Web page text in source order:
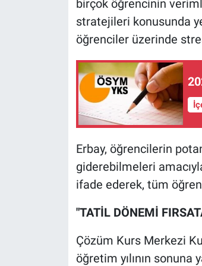
birçok öğrencinin
stratejileri konusunda
öğrenciler üzerinde
Erbay, öğrencilerin
giderebilmeleri
ifade ederek, tüm
"TATİL DÖNEMİ
Çözüm Kurs Merkezi
öğretim yılının sonuna